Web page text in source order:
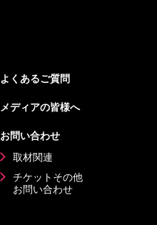
よくあるご質問
メディアの皆様へ
お問い合わせ
取材関連
チケットその他
お問い合わせ